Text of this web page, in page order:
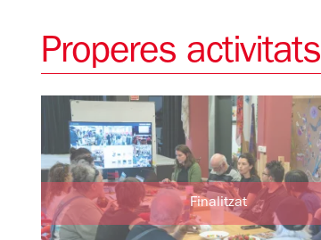
Properes activitats
Finalitzat